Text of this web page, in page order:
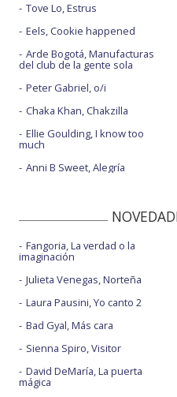
Tove Lo, Estrus
Eels, Cookie happened
Arde Bogotá, Manufacturas
del club de la gente sola
Peter Gabriel, o/i
Chaka Khan, Chakzilla
Ellie Goulding, I know too
much
Anni B Sweet, Alegría
Fangoria, La verdad o la
imaginación
Julieta Venegas, Norteña
Laura Pausini, Yo canto 2
Bad Gyal, Más cara
Sienna Spiro, Visitor
David DeMaría, La puerta
mágica